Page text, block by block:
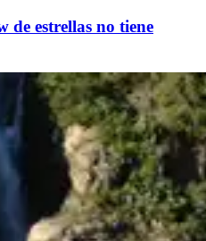
de estrellas no tiene